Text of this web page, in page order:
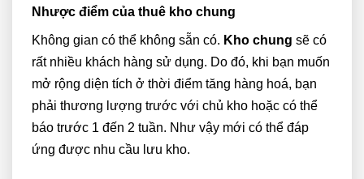
Nhược điểm của thuê kho chung
Không gian có thể không sẵn có. Kho chung sẽ có
rất nhiều khách hàng sử dụng. Do đó, khi bạn muốn
mở rộng diện tích ở thời điểm tăng hàng hoá, bạn
phải thương lượng trước với chủ kho hoặc có thể
báo trước 1 đến 2 tuần. Như vậy mới có thể đáp
ứng được nhu cầu lưu kho.